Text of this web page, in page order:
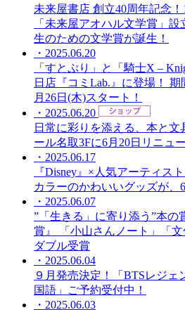
未来屋書店 創立40周年記念
「未来屋アオハル文学賞」
生のための文学賞が誕生！
・2025.06.20
「すとぷり」と「騎士X –
日店『コミLab.』に登場！ 期
月26日(木)スタート！
・2025.06.20
日常に彩りを添える、本と
ール名取3Fに6月20日リニュ
・2025.06.17
『Disney』×人気アーティス
カラーのかわいいグッズが、
・2025.06.07
”「生きる」に寄り添う”本の
賞』 「小山さんノート」「
ダブル受賞
・2025.06.04
９月発売決定！「BTSレジェ
国語」ご予約受付中！
・2025.06.03